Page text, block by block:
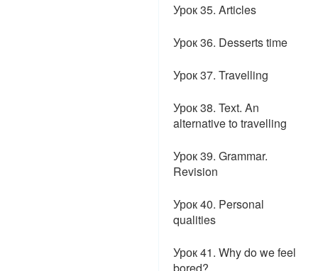
Урок 35. Articles
Урок 36. Desserts time
Урок 37. Travelling
Урок 38. Text. An
alternative to travelling
Урок 39. Grammar.
Revision
Урок 40. Personal
qualities
Урок 41. Why do we feel
bored?